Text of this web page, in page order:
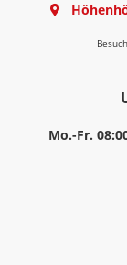
Mo.-Fr.